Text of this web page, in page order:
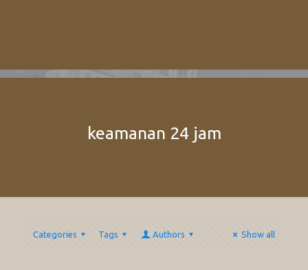
keamanan 24 jam
Categories Tags Authors Show all